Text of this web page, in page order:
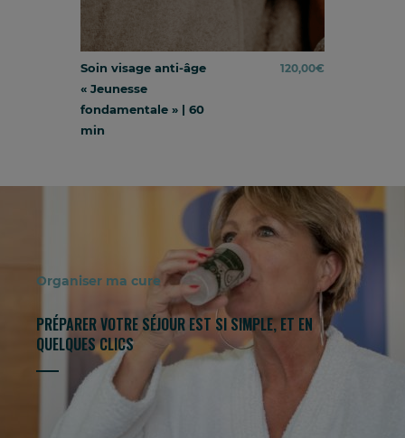
Soin visage anti-âge
« Jeunesse
fondamentale » | 60
min
120,00€
Organiser ma cure
PRÉPARER VOTRE SÉJOUR EST SI SIMPLE, ET EN
QUELQUES CLICS